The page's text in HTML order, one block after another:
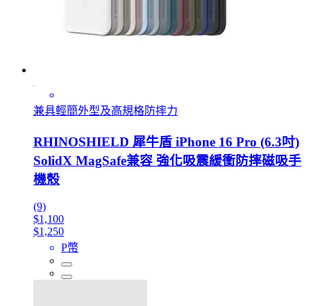
兼具輕簡外型及高規格防摔力
RHINOSHIELD 犀牛盾 iPhone 16 Pro (6.3吋)
SolidX MagSafe兼容 強化吸震緩衝防摔磁吸手
機殼
(9)
$1,100
$1,250
P幣